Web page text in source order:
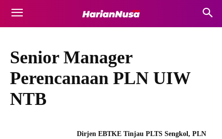
Senior Manager
Perencanaan PLN UIW
NTB
Dirjen EBTKE Tinjau PLTS Sengkol, PLN